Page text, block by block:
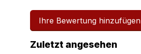
Ihre Bewertung hinzufügen
Zuletzt angesehen